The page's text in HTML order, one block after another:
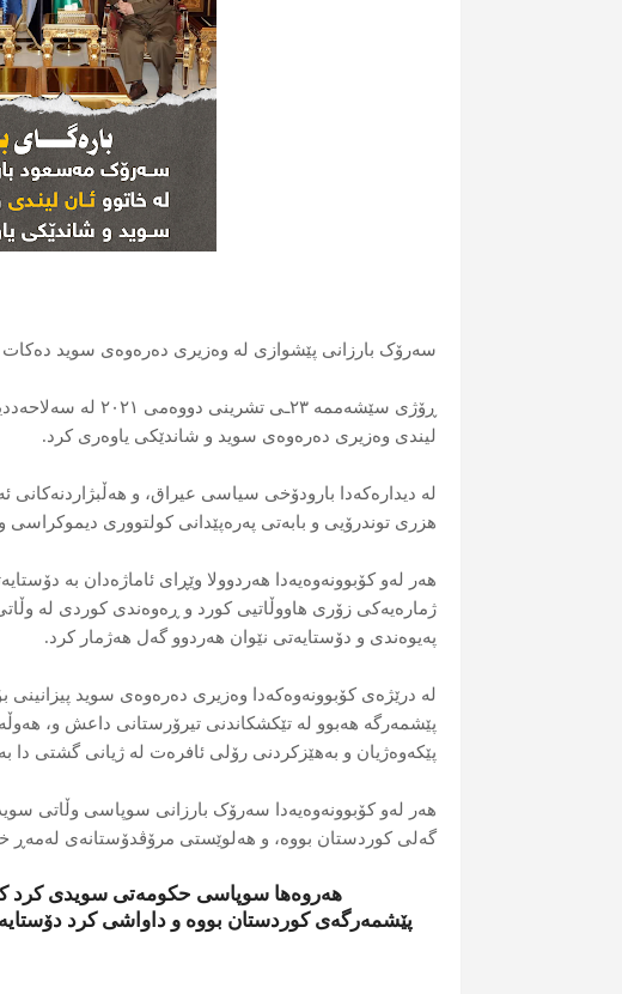
سەرۆک بارزانی پێشوازی لە وەزیری دەرەوەی سوید دەکات
ڕۆژی سێشەممە ٢٣ـی
لیندی وەزیری دەرەوەی سوید و شاندێکی یاوەری کرد.
لە دیدارەکەدا بارودۆخی سیاسی عیراق، و
هزری توندرۆیی و بابەتی پەرەپێدانی کولتووری
هەر لەو کۆبوونەوەیەدا هەردوولا وێڕای ئاماژەدان بە
ژمارەیەکی زۆری هاووڵاتیی کورد و ڕەوەندی کوردی لە
پەیوەندی و دۆستایەتی نێوان هەردوو گەل هەژمار کرد.
لە درێژەی کۆبوونەوەکەدا وەزیری دەرەوەی سوید
پێشمەرگە هەبوو لە تێکشکاندنی تیرۆرستانی داعش و،
پێکەوەژیان و بەهێزکردنی رۆلی ئافرەت لە ژیانی گشتی دا
هەر لەو کۆبوونەوەیەدا سەرۆک بارزانی سوپاسی وڵاتی
گەلی کوردستان بووە، و هەلوێستی مرۆڤدۆستانەی لەمەڕ
هەروەها سوپاسی حکومەتی سویدی کرد
پێشمەرگەی کوردستان بووە و داواشی کرد